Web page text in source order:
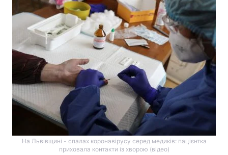
На Львівщині - спалах коронавірусу серед медиків: пацієнтка
приховала контакти із хворою (відео)